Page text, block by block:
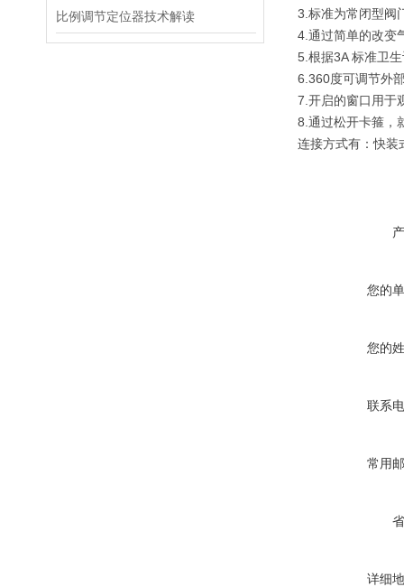
比例调节定位器技术解读
3.标准为常闭型阀
4.通过简单的改变
5.根据3A 标准卫
6.360度可调节外
7.开启的窗口用于
8.通过松开卡箍，
连接方式有：快装
您的
您的
联系
常用
详细